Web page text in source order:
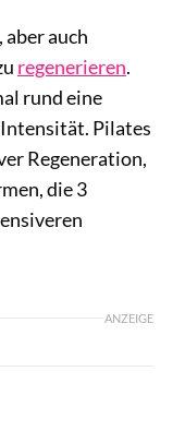
auch
regenerieren.
rund eine
Pilates
Regeneration,
die 3
ANZEIGE